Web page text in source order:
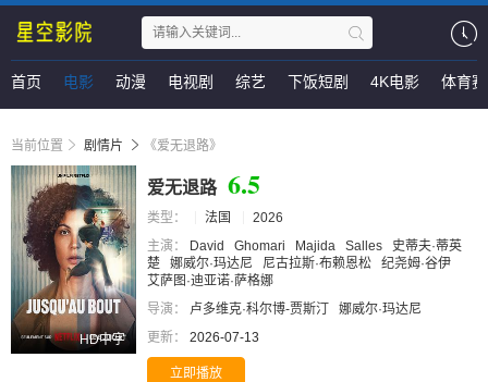
首页 电影 动漫 电视剧 综艺 下饭短剧 4K电影 体育
当前位置 剧情片 《爱无退路》
HD中字
爱无退路 6.5
类型： 法国
2026
主演：
David Ghomari Majida Salles
史蒂夫·蒂英
楚
娜威尔·玛达尼 尼古拉斯·布赖恩松
纪尧姆·谷伊
艾萨图·迪亚诺·萨格娜
导演：
卢多维克·科尔博-贾斯汀
娜威尔·玛达尼
更新：
2026-07-13
立即播放